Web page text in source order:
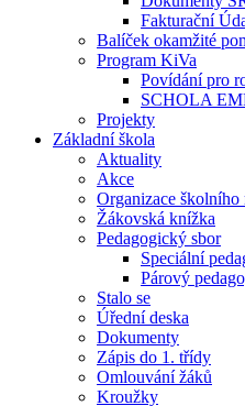
Fakturační
Balíček okamžité
Program KiVa
Povídání pro
SCHOLA
Projekty
Základní škola
Aktuality
Akce
Organizace školního
Žákovská knížka
Pedagogický sbor
Speciální
Párový
Stalo se
Úřední deska
Dokumenty
Zápis do 1. třídy
Omlouvání žáků
Kroužky